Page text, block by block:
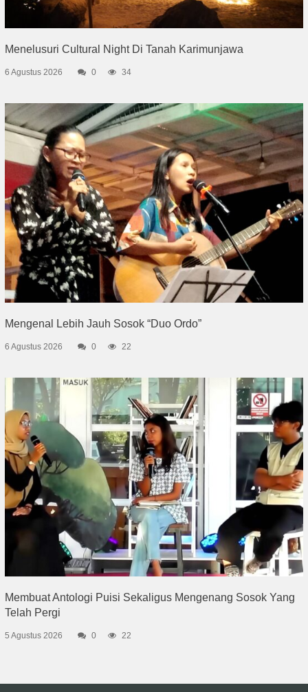
Menelusuri Cultural Night Di Tanah Karimunjawa
6 Agustus 2026 0 34
Mengenal Lebih Jauh Sosok “Duo Ordo”
6 Agustus 2026 0 22
Membuat Antologi Puisi Sekaligus Mengenang Sosok Yang
Telah Pergi
5 Agustus 2026 0 22